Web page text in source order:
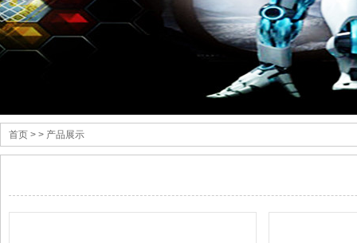
首页 > > 产品展示